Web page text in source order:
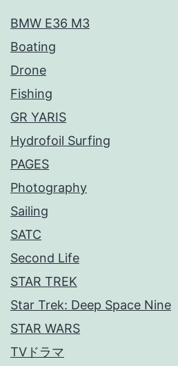
BMW E36 M3
Boating
Drone
Fishing
GR YARIS
Hydrofoil Surfing
PAGES
Photography
Sailing
SATC
Second Life
STAR TREK
Star Trek: Deep Space Nine
STAR WARS
TVドラマ